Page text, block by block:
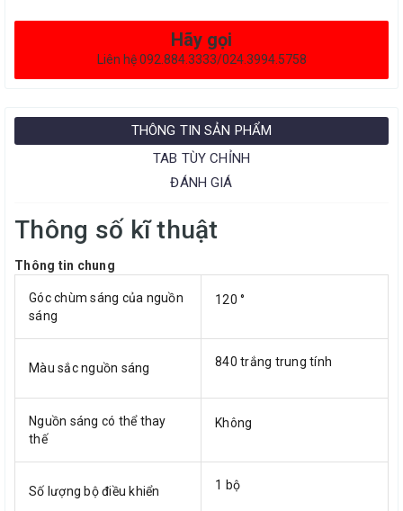
Hãy gọi
Liên hệ 092.884.3333/024.3994.5758
THÔNG TIN SẢN PHẨM
TAB TÙY CHỈNH
ĐÁNH GIÁ
Thông số kĩ thuật
Thông tin chung
Góc chùm sáng của nguồn
sáng
120 °
Màu sắc nguồn sáng 840 trắng trung tính
Nguồn sáng có thể thay
thế
Không
Số lượng bộ điều khiển 1 bộ